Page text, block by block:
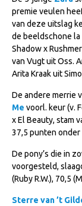
Onze
premie veulen
van deze uitslag
de beeldschone la
Shadow x
van Vugt uit Oss.
Arita Kraak uit
De andere merrie
Me voorl. keur (v.
x El Beauty, stam
37,5 punten onder
De pony’s die in
voorgesteld,
(Ruby R.W.), 70,5
Sterre van ’t